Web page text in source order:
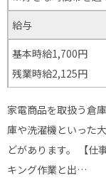
給与
基本時給1,700円
残業時給2,125円
家電商品を取扱う倉
庫や洗濯機といった
どがあります。 【仕
キング作業と出…